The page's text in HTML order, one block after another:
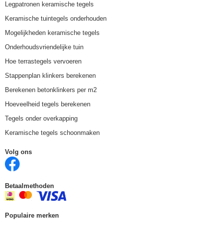
Legpatronen keramische tegels
Keramische tuintegels onderhouden
Mogelijkheden keramische tegels
Onderhoudsvriendelijke tuin
Hoe terrastegels vervoeren
Stappenplan klinkers berekenen
Berekenen betonklinkers per m2
Hoeveelheid tegels berekenen
Tegels onder overkapping
Keramische tegels schoonmaken
Volg ons
Betaalmethoden
Populaire merken